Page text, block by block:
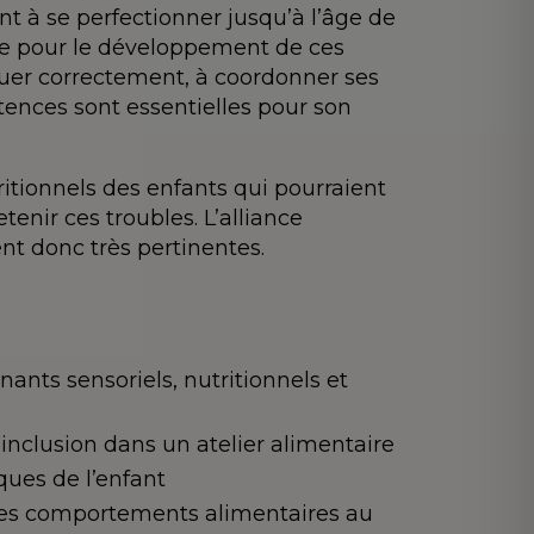
à se perfectionner jusqu’à l’âge de
pour le développement de ces
correctement, à coordonner ses
sont essentielles pour son
des enfants qui pourraient
ces troubles. L’alliance
donc très pertinentes.
sensoriels, nutritionnels et
dans un atelier alimentaire
de l’enfant
comportements alimentaires au